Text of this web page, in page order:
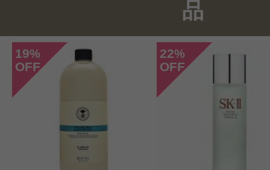
投稿日：2025年08月
さな 様
／40代前半
感じた効能：ストレートヘア/ボリュ
ア)/リラックス
品
19%
OFF
22%
OFF